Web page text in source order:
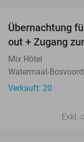
Übernachtung
out + Zugang
Mix Hôtel
Watermaal-
Verkauft: 20
Exkl.